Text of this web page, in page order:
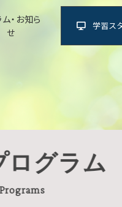
・お知ら
せ
学習ス
ログラム
Programs